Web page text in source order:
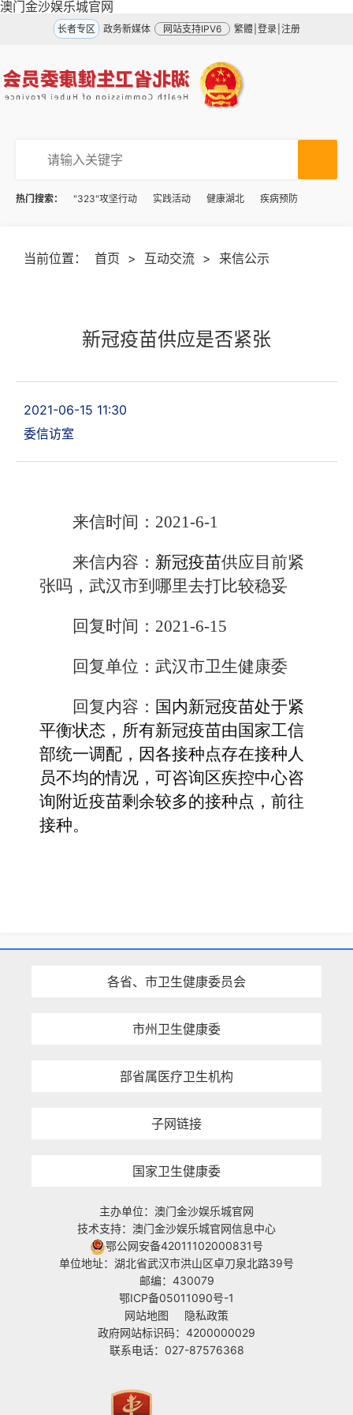
澳门金沙娱乐城官网
长者专区 政务新媒体 网站支持IPV6 繁體 登录 注册
热门搜索： "323"攻坚行动 实践活动 健康湖北 疾病预防
当前位置： 首页 > 互动交流 > 来信公示
新冠疫苗供应是否紧张
2021-06-15 11:30
委信访室
来信时间：2021-6-1
来信内容： 新冠疫苗供应目前紧
张吗，武汉市到哪里去打比较稳妥
回复时间：2021-6-15
回复单位：武汉市卫生健康委
回复内容： 国内新冠疫苗处于紧
平衡状态，所有新冠疫苗由国家工信
部统一调配，因各接种点存在接种人
员不均的情况，可咨询区疾控中心咨
询附近疫苗剩余较多的接种点，前往
接种。
各省、市卫生健康委员会
市州卫生健康委
部省属医疗卫生机构
子网链接
国家卫生健康委
主办单位：澳门金沙娱乐城官网
技术支持：澳门金沙娱乐城官网信息中心
鄂公网安备42011102000831号
单位地址：湖北省武汉市洪山区卓刀泉北路39号
邮编：430079
鄂ICP备05011090号-1
网站地图
隐私政策
政府网站标识码：4200000029
联系电话：027-87576368